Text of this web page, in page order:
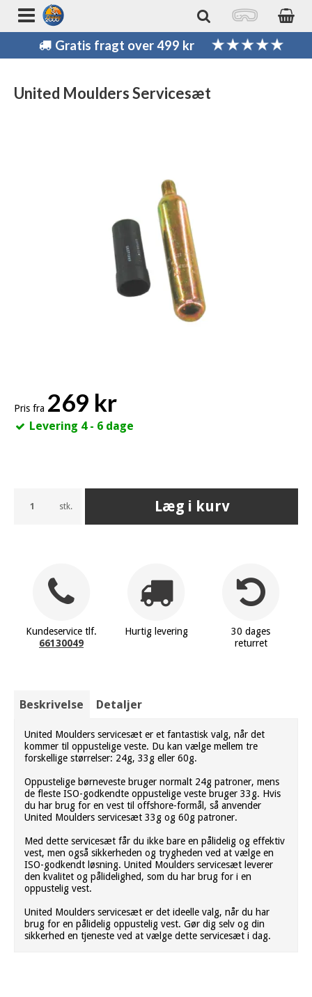
Gratis fragt over 499 kr
United Moulders Servicesæt
Pris fra 269 kr
Levering 4 - 6 dage
stk. Læg i kurv
Kundeservice tlf.
66130049
Hurtig levering
30 dages
returret
Beskrivelse Detaljer
United Moulders servicesæt er et fantastisk valg, når det
kommer til oppustelige veste. Du kan vælge mellem tre
forskellige størrelser: 24g, 33g eller 60g.
Oppustelige børneveste bruger normalt 24g patroner, mens
de fleste ISO-godkendte oppustelige veste bruger 33g. Hvis
du har brug for en vest til offshore-formål, så anvender
United Moulders servicesæt 33g og 60g patroner.
Med dette servicesæt får du ikke bare en pålidelig og effektiv
vest, men også sikkerheden og trygheden ved at vælge en
ISO-godkendt løsning. United Moulders servicesæt leverer
den kvalitet og pålidelighed, som du har brug for i en
oppustelig vest.
United Moulders servicesæt er det ideelle valg, når du har
brug for en pålidelig oppustelig vest. Gør dig selv og din
sikkerhed en tjeneste ved at vælge dette servicesæt i dag.